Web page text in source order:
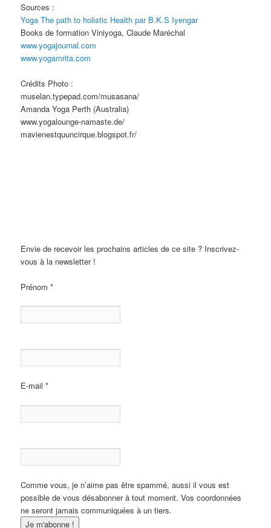
Sources :
Yoga The path to holistic Health par B.K.S Iyengar
Books de formation Viniyoga, Claude Maréchal
www.yogajournal.com
www.yogamrita.com
Crédits Photo :
muselan.typepad.com/musasana/
Amanda Yoga Perth (Australia)
www.yogalounge-namaste.de/
mavienestquuncirque.blogspot.fr/
Envie de recevoir les prochains articles de ce site ? Inscrivez-
vous à la newsletter !
Prénom*
E-mail*
Comme vous, je n’aime pas être spammé, aussi il vous est
possible de vous désabonner à tout moment. Vos coordonnées
ne seront jamais communiquées à un tiers.